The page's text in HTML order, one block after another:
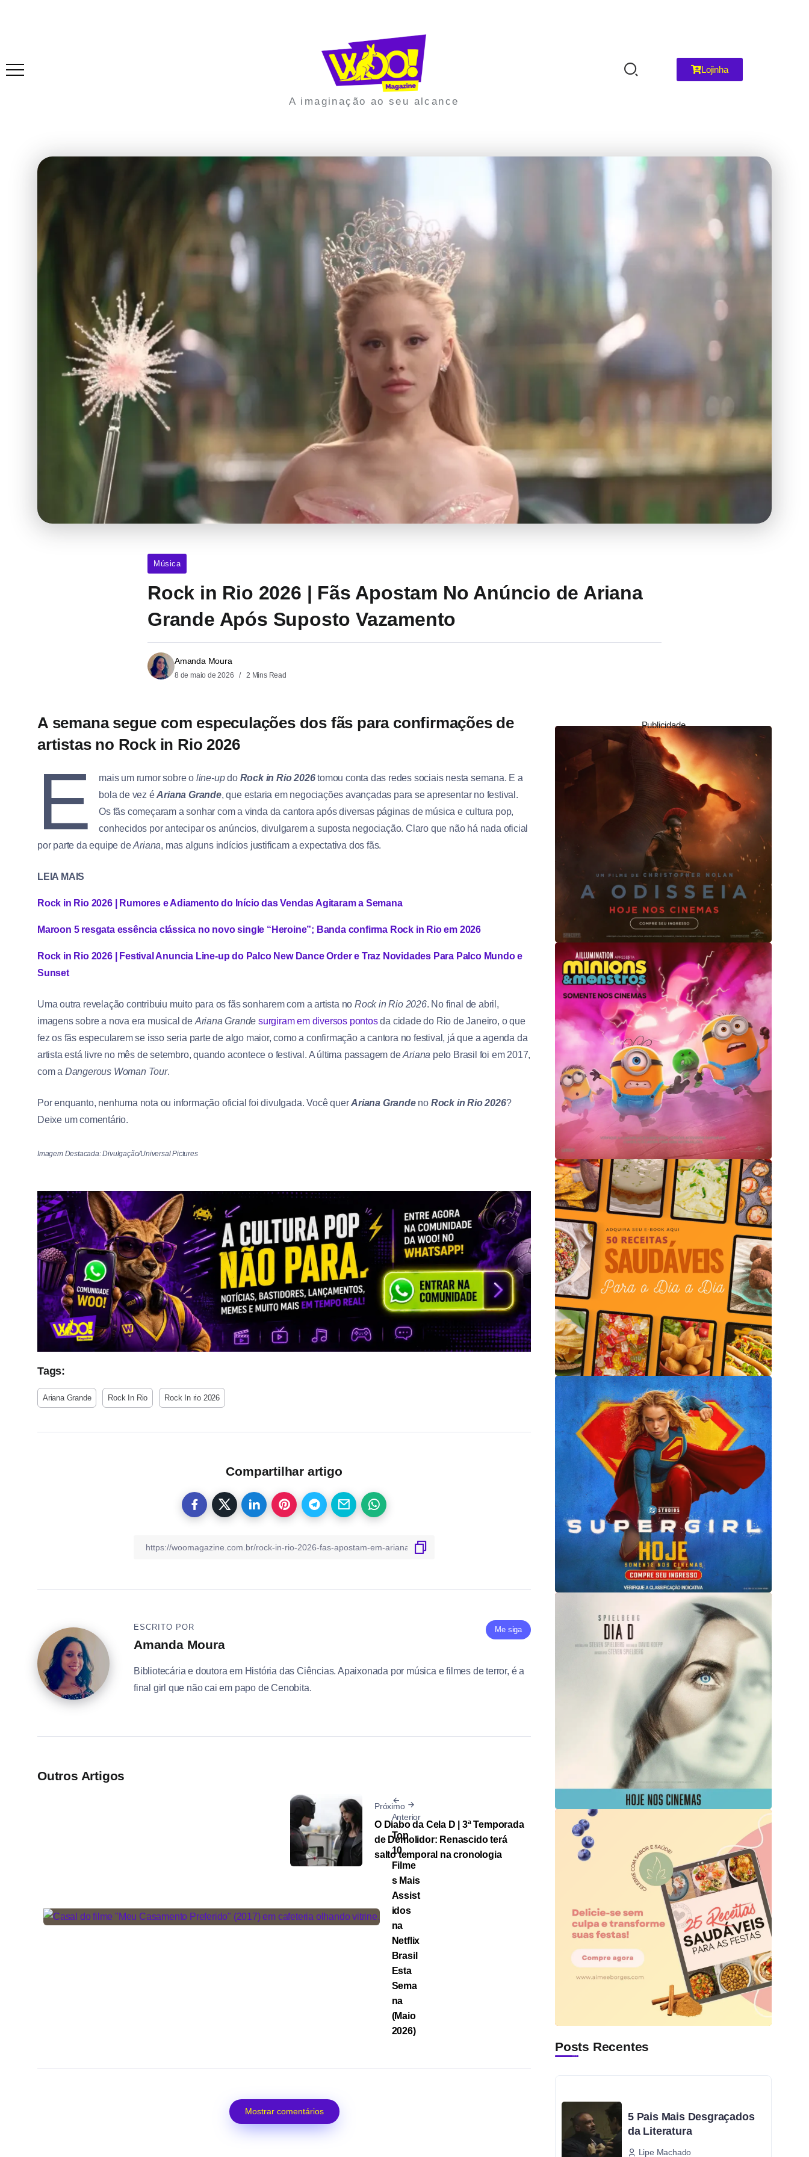
A imaginação ao seu alcance
Lojinha
Música
Rock in Rio 2026 | Fãs Apostam No Anúncio de Ariana
Grande Após Suposto Vazamento
Amanda Moura
8 de maio de 2026 2 Mins Read
A semana segue com especulações dos fãs para confirmações de
artistas no Rock in Rio 2026
E mais um rumor sobre o line-updoRock in Rio 2026tomou conta das redes sociais nesta semana. E a
bola de vez éAriana Grande, que estaria em negociações avançadas para se apresentar no festival.
Os fãs começaram a sonhar com a vinda da cantora após diversas páginas de música e cultura pop,
conhecidos por antecipar os anúncios, divulgarem a suposta negociação. Claro que não há nada oficial
por parte da equipe deAriana, mas alguns indícios justificam a expectativa dos fãs.
LEIA MAIS
Rock in Rio 2026 | Rumores e Adiamento do Início das Vendas Agitaram a Semana
Maroon 5 resgata essência clássica no novo single “Heroine”; Banda confirma Rock in Rio em 2026
Rock in Rio 2026 | Festival Anuncia Line-up do Palco New Dance Order e Traz Novidades Para Palco Mundo e
Sunset
Uma outra revelação contribuiu muito para os fãs sonharem com a artista no Rock in Rio 2026. No final de abril,
imagens sobre a nova era musical de Ariana Grande surgiram em diversos pontosda cidade do Rio de Janeiro, o que
fez os fãs especularem se isso seria parte de algo maior, como a confirmação a cantora no festival, já que a agenda da
artista está livre no mês de setembro, quando acontece o festival. A última passagem deAriana pelo Brasil foi em 2017,
com a Dangerous Woman Tour.
Por enquanto, nenhuma nota ou informação oficial foi divulgada. Você querAriana Grandeno Rock in Rio 2026?
Deixe um comentário.
Imagem Destacada: Divulgação/Universal Pictures
Tags:
Ariana Grande Rock In Rio Rock In rio 2026
Compartilhar artigo
Me siga
ESCRITO POR
Amanda Moura
Bibliotecária e doutora em História das Ciências. Apaixonada por música e filmes de terror, é a
final girl que não cai em papo de Cenobita.
Outros Artigos
Anterior
Top
10
Filme
s Mais
Assist
idos
na
Netflix
Brasil
Esta
Sema
na
(Maio
2026)
Próximo
O Diabo da Cela D | 3ª Temporada
de Demolidor: Renascido terá
salto temporal na cronologia
Mostrar comentários
Publicidade
Posts Recentes
5 Pais Mais Desgraçados
da Literatura
Lipe Machado